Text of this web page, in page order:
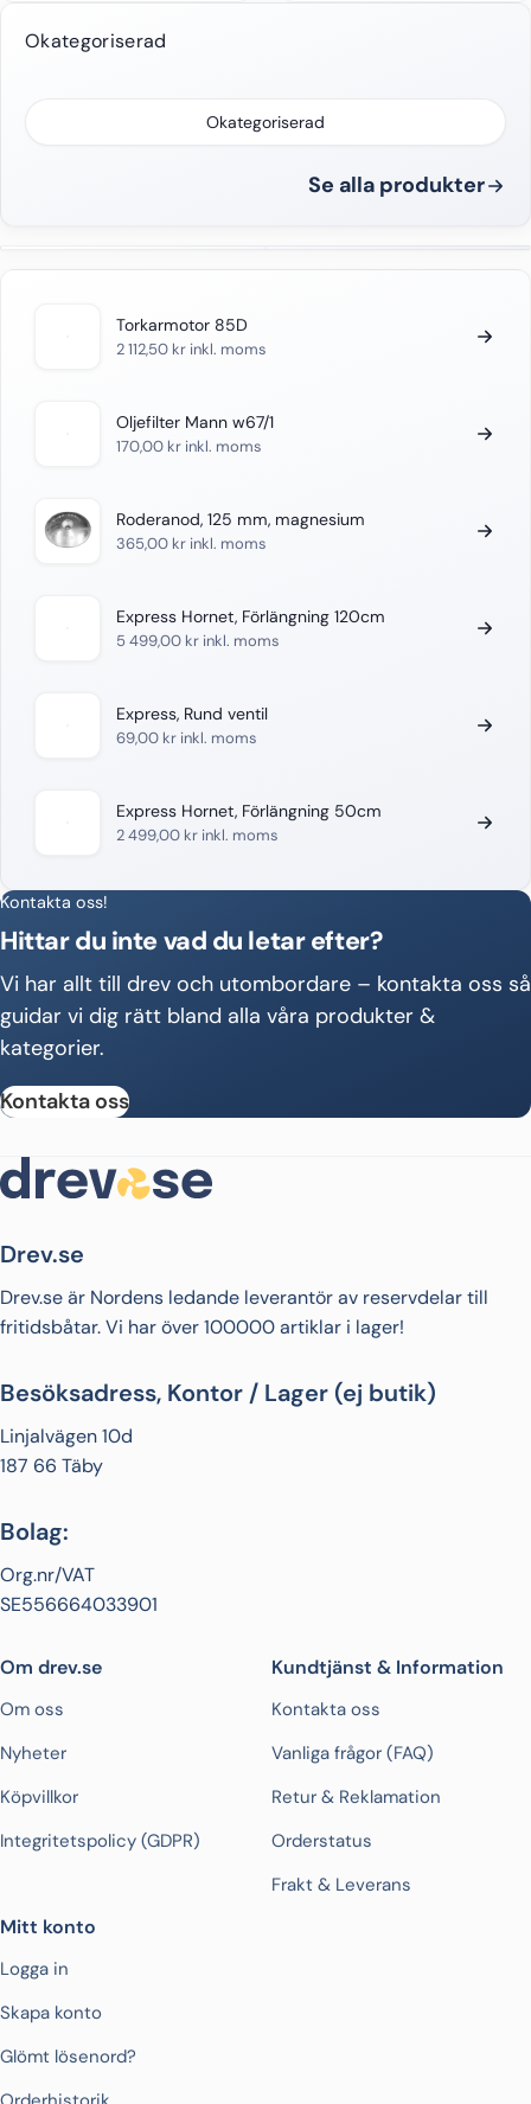
Okategoriserad
Okategoriserad
Se alla produkter
Torkarmotor 85D
2 112,50 kr inkl. moms
Oljefilter Mann w67/1
170,00 kr inkl. moms
Roderanod, 125 mm, magnesium
365,00 kr inkl. moms
Express Hornet, Förlängning 120cm
5 499,00 kr inkl. moms
Express, Rund ventil
69,00 kr inkl. moms
Express Hornet, Förlängning 50cm
2 499,00 kr inkl. moms
Kontakta oss!
Hittar du inte vad du letar efter?
Vi har allt till drev och utombordare – kontakta oss så
guidar vi dig rätt bland alla våra produkter &
kategorier.
Kontakta oss
Drev.se
Drev.se är Nordens ledande leverantör av reservdelar till
fritidsbåtar. Vi har över 100000 artiklar i lager!
Besöksadress, Kontor / Lager (ej butik)
Linjalvägen 10d
187 66 Täby
Bolag:
Org.nr/VAT
SE556664033901
Om drev.se
Om oss
Nyheter
Köpvillkor
Integritetspolicy (GDPR)
Kundtjänst & Information
Kontakta oss
Vanliga frågor (FAQ)
Retur & Reklamation
Orderstatus
Frakt & Leverans
Mitt konto
Logga in
Skapa konto
Glömt lösenord?